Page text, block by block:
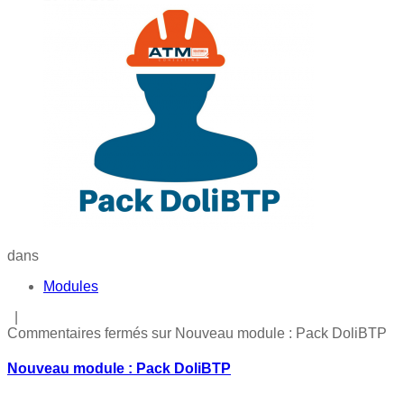
dans
Modules
Commentaires fermés sur Nouveau module : Pack DoliBTP
Nouveau module : Pack DoliBTP